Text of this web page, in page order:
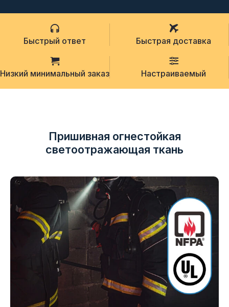
Быстрый ответ Быстрая доставка
Низкий минимальный заказ Настраиваемый
Пришивная огнестойкая
светоотражающая ткань